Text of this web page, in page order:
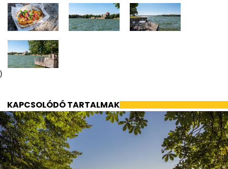
)
KAPCSOLÓDÓ TARTALMAK